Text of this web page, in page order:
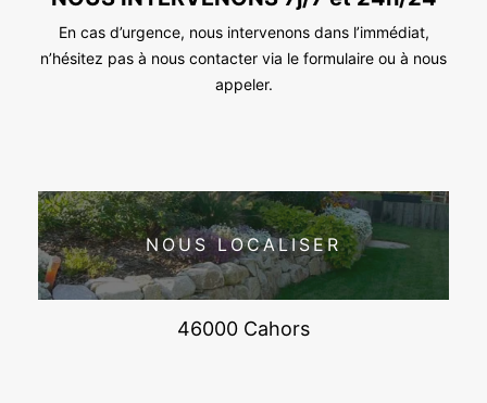
En cas d’urgence, nous intervenons dans l’immédiat,
n’hésitez pas à nous contacter via le formulaire ou à nous
appeler.
NOUS LOCALISER
46000 Cahors